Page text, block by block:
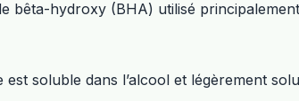
bêta-hydroxy (BHA) utilisé
soluble dans l’alcool et légèrement